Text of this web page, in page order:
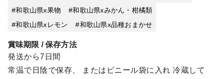
和歌山県x果物
和歌山県xみかん・柑橘類
和歌山県xレモン
和歌山県x品種おまかせ
賞味期限 / 保存方法
発送から7日間
常温で日陰で保存、 またはビニール袋に入れ 冷蔵して